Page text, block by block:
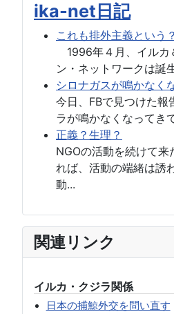
ika-net日記
これも排外主義という？
1996年４月、イルカ
ン・ネットワークは誕
シロナガスが鳴かなく
今日、FBで見つけた報
ラが鳴かなくなってき
正義？生理？
NGOの活動を続けて来
れば、活動の端緒は誘
動...
関連リンク
イルカ・クジラ関係
日本の捕鯨外交を問い直す